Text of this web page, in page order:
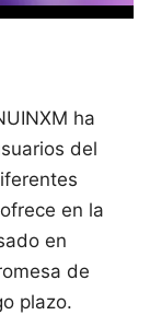
ha
del
en la
en
de
plazo.